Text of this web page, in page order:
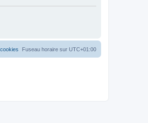
Fuseau horaire sur UTC+01:00